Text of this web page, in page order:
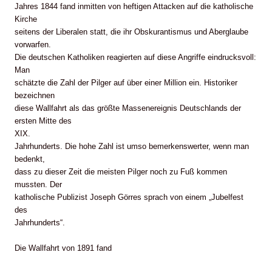
Jahres 1844 fand inmitten von heftigen Attacken auf die katholische
Kirche
seitens der Liberalen statt, die ihr Obskurantismus und Aberglaube
vorwarfen.
Die deutschen Katholiken reagierten auf diese Angriffe eindrucksvoll:
Man
schätzte die Zahl der Pilger auf über einer Million ein. Historiker
bezeichnen
diese Wallfahrt als das größte Massenereignis Deutschlands der
ersten Mitte des
XIX.
Jahrhunderts. Die hohe Zahl ist umso bemerkenswerter, wenn man
bedenkt,
dass zu dieser Zeit die meisten Pilger noch zu Fuß kommen
mussten. Der
katholische Publizist Joseph Görres sprach von einem „Jubelfest
des
Jahrhunderts“.
Die Wallfahrt von 1891 fand